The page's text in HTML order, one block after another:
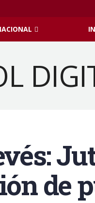
de